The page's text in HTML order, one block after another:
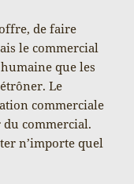
de faire
le commercial
que les
Le
commerciale
commercial.
n’importe quel